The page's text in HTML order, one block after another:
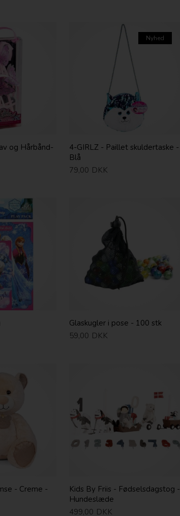
og Hårbånd-
Nyhed
4-GIRLZ - Paillet skuldertaske -
Blå
79,00 DKK
Glaskugler i pose - 100 stk
59,00 DKK
- Creme -
Kids By Friis - Fødselsdagstog -
Hundeslæde
499,00 DKK